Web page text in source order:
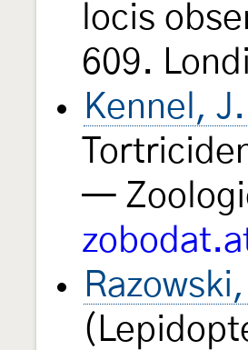
locis
609.
Kennel,
—